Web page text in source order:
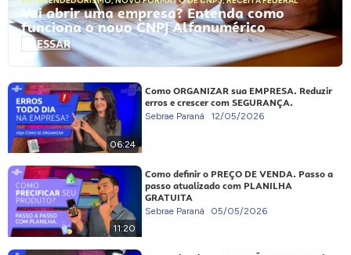
Vai abrir uma empresa? Entenda como
funciona o novo CNPJ Alfanumérico
ACESSAR
06:24
Como ORGANIZAR sua EMPRESA. Reduzir
erros e crescer com SEGURANÇA.
Sebrae Paraná 12/05/2026
11:20
Como definir o PREÇO DE VENDA. Passo a
passo atualizado com PLANILHA
GRATUITA
Sebrae Paraná 05/05/2026